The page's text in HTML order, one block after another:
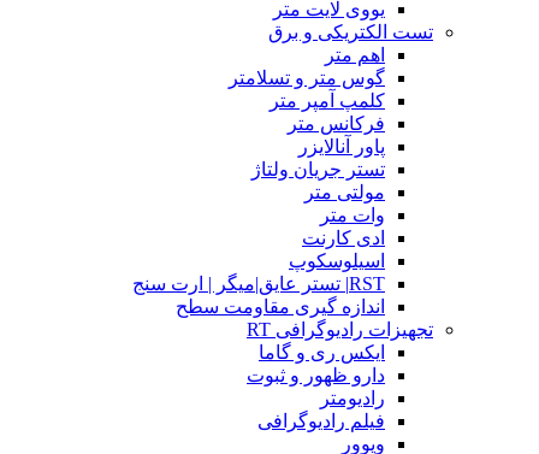
یووی لایت متر
تست الکتریکی و برق
اهم متر
گوس متر و تسلامتر
کلمپ آمپر متر
فرکانس متر
پاور آنالایزر
تستر جریان ولتاژ
مولتی متر
وات متر
ادی کارنت
اسیلوسکوپ
RST| تستر عایق|میگر | ارت سنج
اندازه گیری مقاومت سطح
تجهیزات رادیوگرافی RT
ایکس ری و گاما
دارو ظهور و ثبوت
رادیومتر
فیلم رادیوگرافی
ویوور